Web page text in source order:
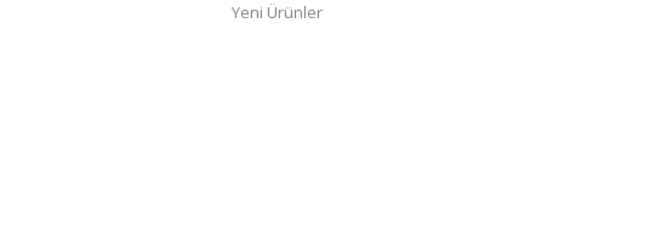
Yeni Ürünler